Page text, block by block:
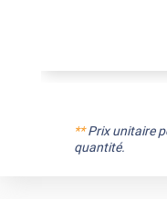
**Prix unitaire
quantité.